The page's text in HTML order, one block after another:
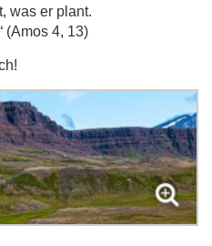
was er plant.
(Amos 4, 13)